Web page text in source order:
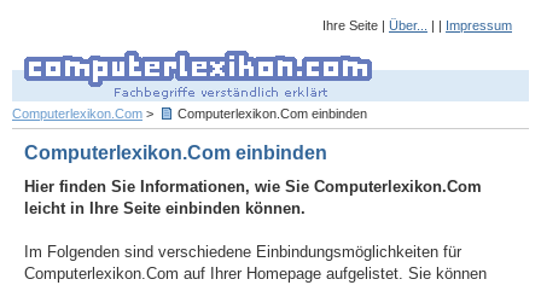
Ihre Seite | Über... | | Impressum
Computerlexikon.Com > Computerlexikon.Com einbinden
Computerlexikon.Com einbinden
Hier finden Sie Informationen, wie Sie Computerlexikon.Com
leicht in Ihre Seite einbinden können.
Im Folgenden sind verschiedene Einbindungsmöglichkeiten für
Computerlexikon.Com auf Ihrer Homepage aufgelistet. Sie können